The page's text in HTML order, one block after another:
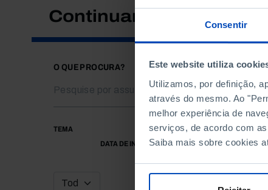
Consentir
Este website utiliza
Utilizamos, por definição,
através do mesmo. Ao
melhor experiência de
serviços, de acordo com
Saiba mais sobre cookies
Continuar a pesquisar
O QUE PROCURA?
TEMA
DATA DE INÍCIO